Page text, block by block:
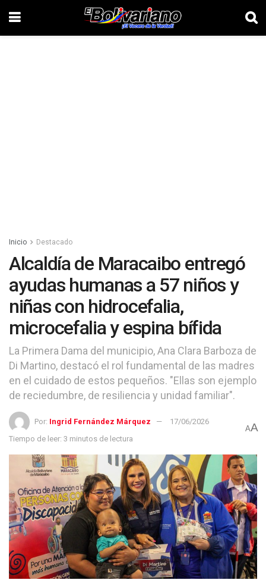
Inicio Destacado
Alcaldía de Maracaibo entregó
ayudas humanas a 57 niños y
niñas con hidrocefalia,
microcefalia y espina bífida
La Primera Dama del municipio, Ana Clara Barboza de
Di Martino, destacó el rol fundamental de las madres
en el cuidado de estos pequeños. "Ellas son ejemplo
de reciedumbre, de resiliencia y unidad familiar".
Por: Ingrid Fernández Márquez
17/06/2026
Tiempo de leer: 3 minutos de lectura
AA